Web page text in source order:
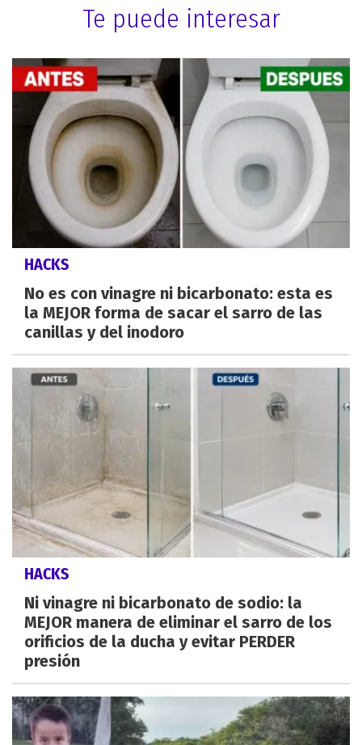
Te puede interesar
HACKS
No es con vinagre ni bicarbonato: esta es
la MEJOR forma de sacar el sarro de las
canillas y del inodoro
HACKS
Ni vinagre ni bicarbonato de sodio: la
MEJOR manera de eliminar el sarro de los
orificios de la ducha y evitar PERDER
presión